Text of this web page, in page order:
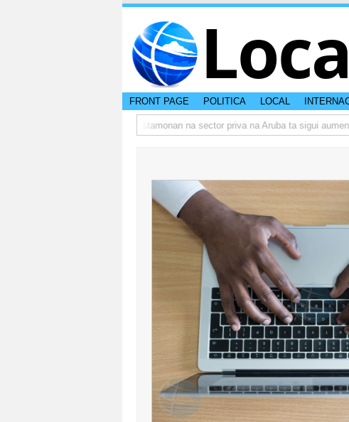
FRONT PAGE POLITICA LOCAL
Prestamonan na sector priva na Aruba ta sigui aumenta